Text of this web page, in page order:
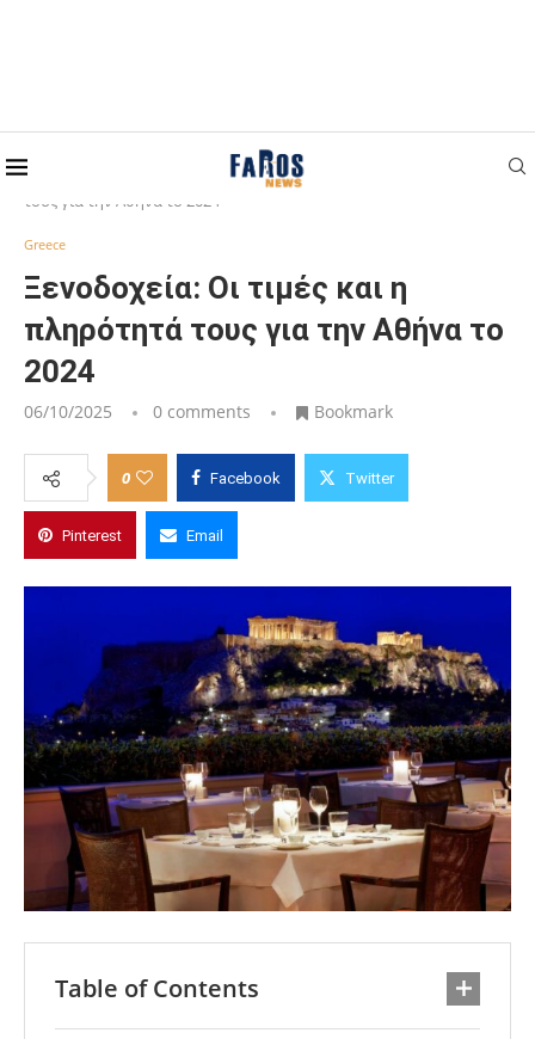
Home
Ξενοδοχεία: Οι τιμές και η πληρότητά
τους για την Αθήνα το 2024
Greece
Ξενοδοχεία: Οι τιμές και η
πληρότητά τους για την Αθήνα το
2024
06/10/2025 0 comments Bookmark
0 Facebook Twitter
Pinterest Email
Table of Contents